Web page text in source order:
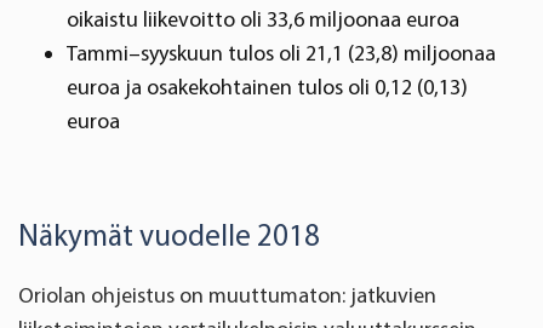
oikaistu liikevoitto oli 33,6 miljoonaa euroa
Tammi–syyskuun tulos oli 21,1 (23,8) miljoonaa
euroa ja osakekohtainen tulos oli 0,12 (0,13)
euroa
Näkymät vuodelle 2018
Oriolan ohjeistus on muuttumaton: jatkuvien